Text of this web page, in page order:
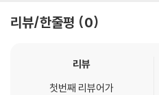
리뷰/한줄평 0
리뷰
첫번째 리뷰어가